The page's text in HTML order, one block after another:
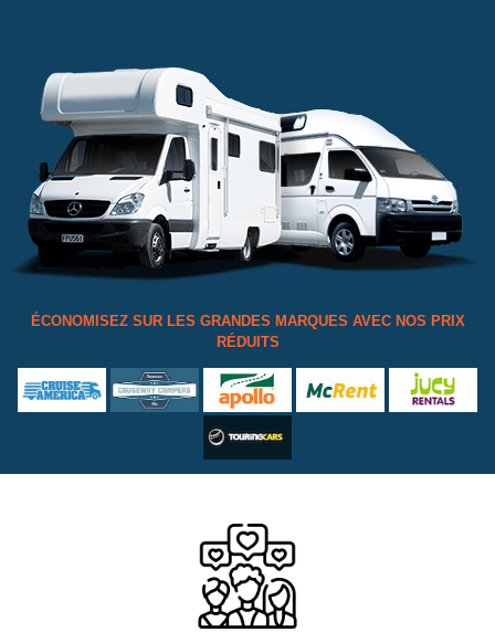
ÉCONOMISEZ SUR LES GRANDES MARQUES AVEC NOS PRIX
RÉDUITS